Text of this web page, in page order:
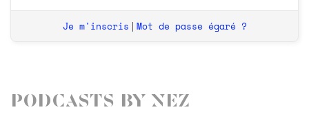
Je m'inscris | Mot de passe égaré ?
Podcasts by Nez